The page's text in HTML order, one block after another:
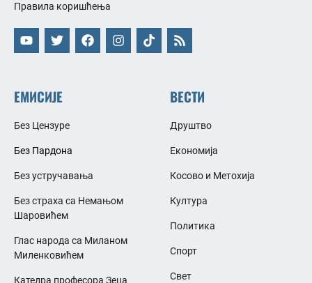
Правила коришћења
ЕМИСИЈЕ
Без Цензуре
Без Пардона
Без устручавања
Без страха са Немањом
Шаровићем
Глас народа са Миланом
Миленковићем
Катедра професора Зеца
ВЕСТИ
Друштво
Економија
Косово и Метохија
Култура
Политика
Спорт
Свет